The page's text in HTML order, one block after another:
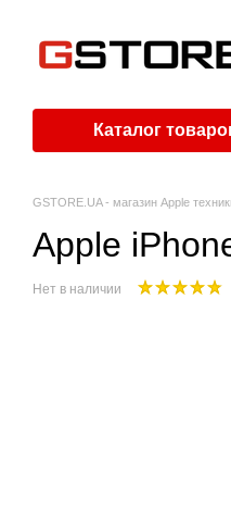
Каталог
GSTORE.UA - магазин Apple
Apple
Нет в наличии